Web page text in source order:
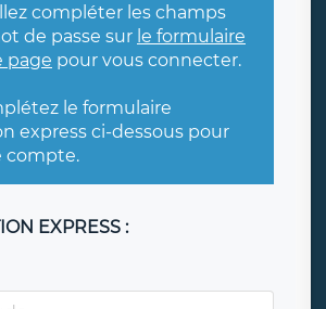
compléter les champs
de passe sur le formulaire
page pour vous connecter.
le formulaire
express ci-dessous pour
compte.
EXPRESS :